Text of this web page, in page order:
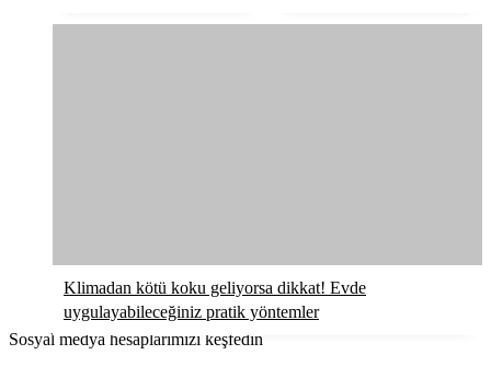
Klimadan kötü koku geliyorsa dikkat! Evde
uygulayabileceğiniz pratik yöntemler
Sosyal medya hesaplarımızı keşfedin